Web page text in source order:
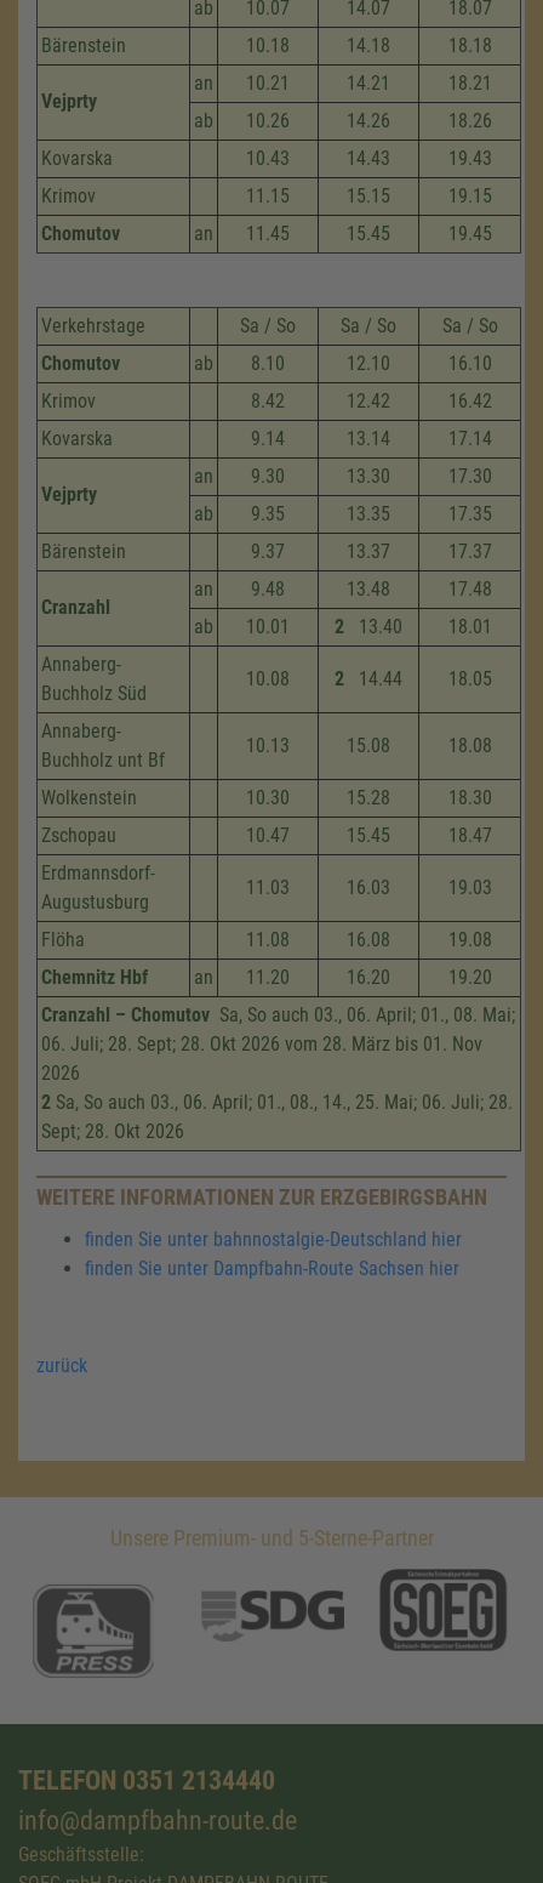
ab 10.07 14.07
18.07
Bärenstein
10.18 14.18 18.18
Vejprty
an 10.21 14.21
18.21
ab
10.26 14.26
18.26
Kovarska
10.43 14.43
19.43
Krimov
11.15 15.15
19.15
Chomutov
an 11.45 15.45 19.45
Verkehrstage Sa / So Sa / So
Sa / So
Chomutov
ab 8.10 12.10
16.10
Krimov
8.42 12.42
16.42
Kovarska
9.14 13.14 17.14
Vejprty
an 9.30 13.30
17.30
ab
9.35 13.35
17.35
Bärenstein
9.37 13.37 17.37
Cranzahl
an 9.48 13.48
17.48
ab
10.01 2 13.40
18.01
Annaberg-
Buchholz Süd
10.08 2 14.44 18.05
Annaberg-
Buchholz unt Bf
10.13 15.08 18.08
Wolkenstein 10.30 15.28
18.30
Zschopau
10.47 15.45
18.47
Erdmannsdorf-
Augustusburg
11.03 16.03 19.03
Flöha 11.08 16.08
19.08
Chemnitz Hbf
an 11.20 16.20
19.20
Cranzahl – Chomutov Sa, So auch 03., 06. April; 01., 08. Mai;
06. Juli; 28. Sept; 28. Okt 2026 vom 28. März bis 01. Nov
2026
2 Sa, So auch 03., 06. April; 01., 08., 14., 25. Mai; 06. Juli; 28.
Sept; 28. Okt 2026
WEITERE INFORMATIONEN ZUR ERZGEBIRGSBAHN
finden Sie unter bahnnostalgie-Deutschland hier
finden Sie unter Dampfbahn-Route Sachsen hier
zurück
Unsere Premium- und 5-Sterne-Partner
TELEFON 0351 2134440
info@dampfbahn-route.de
Geschäftsstelle: